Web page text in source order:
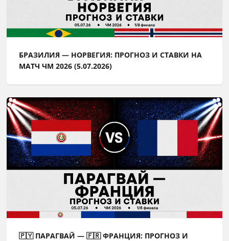
БРАЗИЛИЯ — НОРВЕГИЯ: ПРОГНОЗ И СТАВКИ НА
МАТЧ ЧМ 2026 (5.07.2026)
🇵🇾 ПАРАГВАЙ — 🇫🇷 ФРАНЦИЯ: ПРОГНОЗ И